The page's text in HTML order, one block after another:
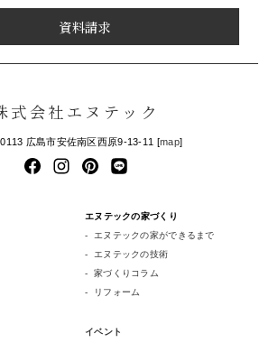
資料請求
式会社エヌテック
広島市安佐南区西原9-13-11 [map]
エヌテックの家づくり
エヌテックの家ができるまで
エヌテックの技術
家づくりコラム
リフォーム
イベント